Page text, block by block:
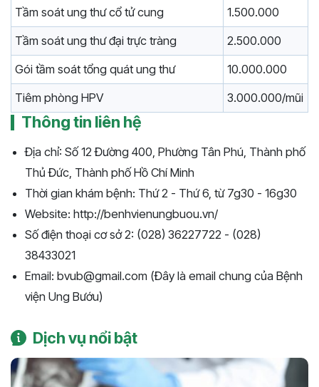
Tầm soát ung thư cổ tử cung
1.500.000
Tầm soát ung thư đại trực tràng
2.500.000
Gói tầm soát tổng quát ung thư
10.000.000
Tiêm phòng HPV
3.000.000/mũi
Thông tin liên hệ
Địa chỉ: Số 12 Đường 400, Phường Tân Phú, Thành phố
Thủ Đức, Thành phố Hồ Chí Minh
Thời gian khám bệnh: Thứ 2 - Thứ 6, từ 7g30 - 16g30
Website: http://benhvienungbuou.vn/
Số điện thoại cơ sở 2: (028) 36227722 - (028)
38433021
Email: bvub@gmail.com (Đây là email chung của Bệnh
viện Ung Bướu)
Dịch vụ nổi bật